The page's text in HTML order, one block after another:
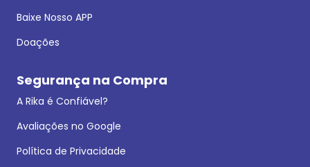
Baixe Nosso APP
Doações
Segurança na Compra
A Rika é Confiável?
Avaliações no Google
Política de Privacidade